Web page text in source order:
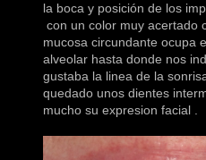
la boca y posición de los
con un color muy acertado
mucosa circundante ocupa
alveolar hasta donde nos
gustaba la linea de la
quedado unos dientes
mucho su expresion facial .